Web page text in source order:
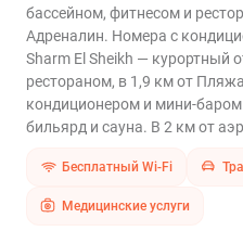
бассейном, фитнесом и
Адреналин. Номера с
Sharm El Sheikh — курортный
рестораном, в 1,9 км от
кондиционером и мини-
бильярд и сауна. В 2 км от
Бесплатный Wi-Fi
Медицинские услуги